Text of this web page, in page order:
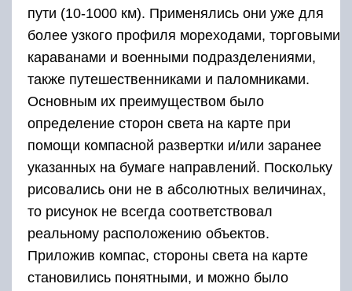
пути (10-1000 км). Применялись они уже для
более узкого профиля мореходами, торговыми
караванами и военными подразделениями,
также путешественниками и паломниками.
Основным их преимуществом было
определение сторон света на карте при
помощи компасной развертки и/или заранее
указанных на бумаге направлений. Поскольку
рисовались они не в абсолютных величинах,
то рисунок не всегда соответствовал
реальному расположению объектов.
Приложив компас, стороны света на карте
становились понятными, и можно было